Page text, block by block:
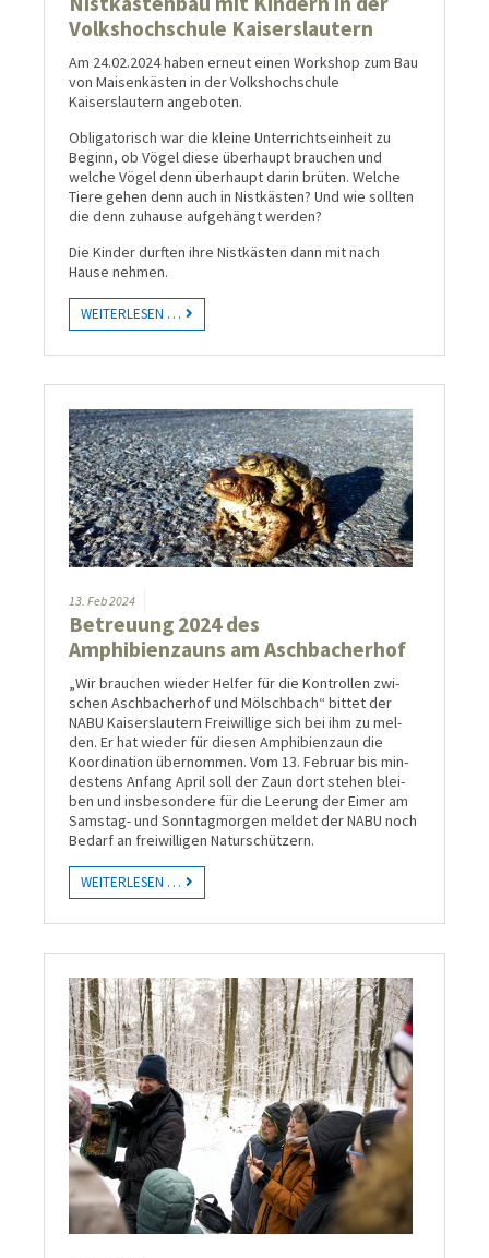
Volkshochschule Kaiserslautern
Am 24.02.2024 haben erneut einen Workshop zum Bau
von Maisenkästen in der Volkshochschule
Kaiserslautern angeboten.
Obligatorisch war die kleine Unterrichtseinheit zu
Beginn, ob Vögel diese überhaupt brauchen und
welche Vögel denn überhaupt darin brüten. Welche
Tiere gehen denn auch in Nistkästen? Und wie sollten
die denn zuhause aufgehängt werden?
Die Kinder durften ihre Nistkästen dann mit nach
Hause nehmen.
WEITERLESEN …
13. Feb2024
Betreuung 2024 des
Amphibienzauns am Aschbacherhof
„Wir brauchen wieder Helfer für die Kontrol­len zwi­
schen Asch­bacher­hof und Mölsch­bach“ bittet der
NABU Kaisers­lau­tern Frei­willige sich bei ihm zu mel­
den. Er hat wieder für diesen Amphi­bien­zaun die
Koordi­nation über­nom­men. Vom 13. Februar bis min­
des­tens Anfang April soll der Zaun dort ste­hen blei­
ben und ins­be­son­dere für die Lee­rung der Eimer am
Sams­tag- und Sonn­tag­mor­gen mel­det der NABU noch
Be­darf an frei­willi­gen Natur­schützern.
WEITERLESEN …